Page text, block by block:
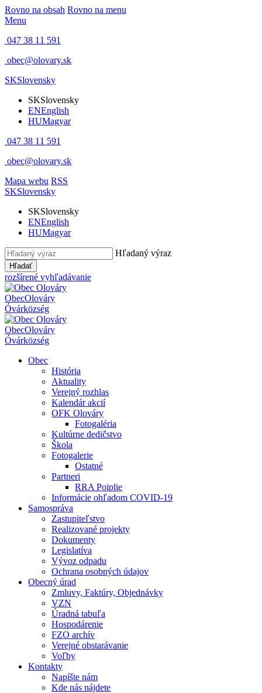
Rovno na obsah Rovno na menu
Menu
047 38 11 591
obec@olovary.sk
SKSlovensky
SKSlovensky
ENEnglish
HUMagyar
047 38 11 591
obec@olovary.sk
Mapa webu RSS
SKSlovensky
SKSlovensky
ENEnglish
HUMagyar
Hľadaný výraz
Hľadať
rozšírené vyhľadávanie
ObecOlováry
Óvárközség
ObecOlováry
Óvárközség
Obec
História
Aktuality
Verejný rozhlas
Kalendár akcií
OFK Olováry
Fotogaléria
Kultúrne dedičstvo
Škola
Fotogalerie
Ostatné
Partneri
RRA Poiplie
Informácie ohľadom COVID-19
Samospráva
Zastupiteľstvo
Realizované projekty
Dokumenty
Legislatíva
Vývoz odpadu
Ochrana osobných údajov
Obecný úrad
Zmluvy, Faktúry, Objednávky
VZN
Úradná tabuľa
Hospodárenie
FZO archív
Verejné obstarávanie
Voľby
Kontakty
Napíšte nám
Kde nás nájdete